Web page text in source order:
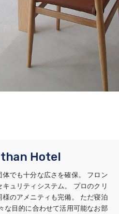
Hotel
でも十分な広さを確保。 フロン
ュリティシステム。 プロのクリ
のアメニティも完備。 ただ寝泊
な目的に合わせて活用可能なお部